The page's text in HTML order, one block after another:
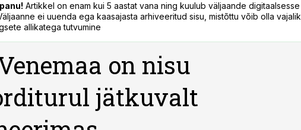
Artikkel on enam kui 5 aastat vana ning kuulub väljaande digitaalsesse
ei uuenda ega kaasajasta arhiveeritud sisu, mistõttu võib olla vajalik
allikatega tutvumine
on nisu
jätkuvalt